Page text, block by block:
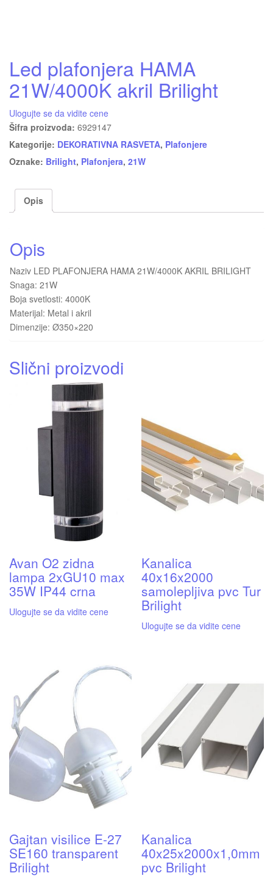
Led plafonjera HAMA
21W/4000K akril Brilight
Ulogujte se da vidite cene
Šifra proizvoda: 6929147
Kategorije: DEKORATIVNA RASVETA, Plafonjere
Oznake: Brilight, Plafonjera, 21W
Opis
Opis
Naziv LED PLAFONJERA HAMA 21W/4000K AKRIL BRILIGHT
Snaga: 21W
Boja svetlosti: 4000K
Materijal: Metal i akril
Dimenzije: Ø350×220
Slični proizvodi
Avan O2 zidna
lampa 2xGU10 max
35W IP44 crna
Ulogujte se da vidite cene
Kanalica
40x16x2000
samolepljiva pvc Tur
Brilight
Ulogujte se da vidite cene
Gajtan visilice E-27
SE160 transparent
Brilight
Kanalica
40x25x2000x1,0mm
pvc Brilight